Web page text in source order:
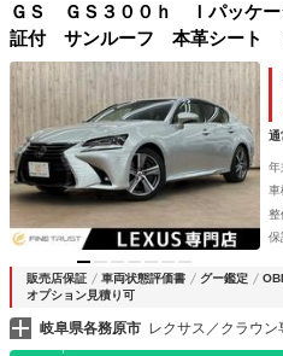
ＧＳ ＧＳ３００ｈ Ｉパッケ
証付 サンルーフ 本革シート
突軽減ブレーキ コーナーセン
ロール 純正１２．３インチナ
ーター
通
年
車
整
保
販売店保証 車両状態評価書 グー鑑定
オプション見積り可
岐阜県各務原市 レクサス／クラウ